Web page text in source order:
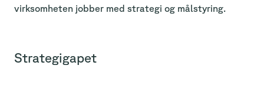
virksomheten jobber med strategi og målstyring.
Strategigapet